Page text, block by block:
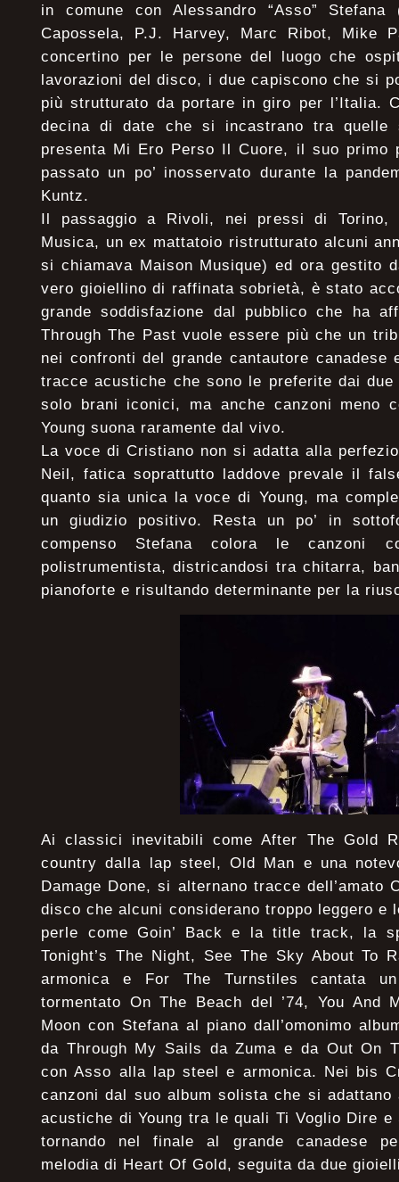
in comune con Alessandro “Asso” Stefana
Capossela, P.J. Harvey, Marc Ribot, Mike
concertino per le persone del luogo che
lavorazioni del disco, i due capiscono che si
più strutturato da portare in giro per l’Italia.
decina di date che si incastrano tra quelle
presenta Mi Ero Perso Il Cuore, il suo primo
passato un po’ inosservato durante la
Kuntz.
Il passaggio a Rivoli, nei pressi di Torino,
Musica, un ex mattatoio ristrutturato alcuni
si chiamava Maison Musique) ed ora gestito
vero gioiellino di raffinata sobrietà, è stato
grande soddisfazione dal pubblico che ha
Through The Past vuole essere più che un
nei confronti del grande cantautore
tracce acustiche che sono le preferite dai
solo brani iconici, ma anche canzoni meno
Young suona raramente dal vivo.
La voce di Cristiano non si adatta alla
Neil, fatica soprattutto laddove prevale il
quanto sia unica la voce di Young, ma
un giudizio positivo. Resta un po’ in
compenso Stefana colora le
polistrumentista, districandosi tra chitarra,
pianoforte e risultando determinante per la
Ai classici inevitabili come After The Gold
country dalla lap steel, Old Man e una
Damage Done, si alternano tracce dell’amato
disco che alcuni considerano troppo leggero e
perle come Goin’ Back e la title track, la
Tonight’s The Night, See The Sky About To
armonica e For The Turnstiles cantata
tormentato On The Beach del ’74, You And
Moon con Stefana al piano dall’omonimo
da Through My Sails da Zuma e da Out On
con Asso alla lap steel e armonica. Nei bis
canzoni dal suo album solista che si
acustiche di Young tra le quali Ti Voglio Dire e
tornando nel finale al grande canadese
melodia di Heart Of Gold, seguita da due